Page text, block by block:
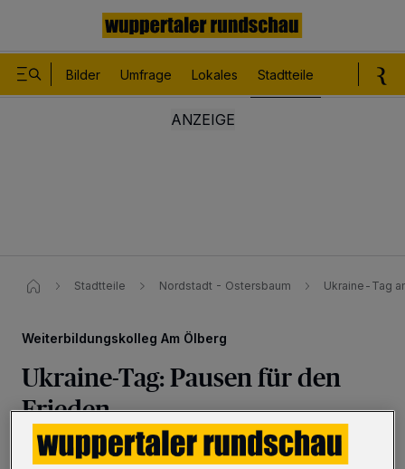
Bilder Umfrage Lokales Stadtteile
Stadtteile Nordstadt - Ostersbaum Ukraine-Tag
Weiterbildungskolleg Am Ölberg
Ukraine-Tag: Pausen für den
Frieden
Wuppertal·Künstlerisch, kulinarisch und politisch: Ein